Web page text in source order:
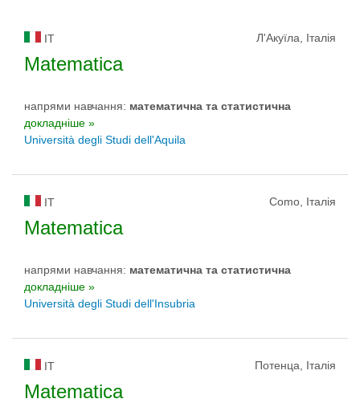
IT Л'Акуїла, Італія
Matematica
напрями навчання: математичнa та статистичнa
докладніше »
Università degli Studi dell'Aquila
IT Como, Італія
Matematica
напрями навчання: математичнa та статистичнa
докладніше »
Università degli Studi dell'Insubria
IT Потенца, Італія
Matematica